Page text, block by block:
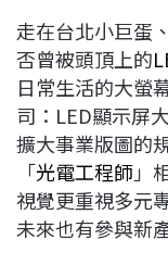
b
o
o
k
a
s
走在台北小巨蛋
否曾被頭頂上的
日常生活的大螢
司：LED顯示屏
擴大事業版圖的
「光電工程師」
視覺更重視多元
未來也有參與新